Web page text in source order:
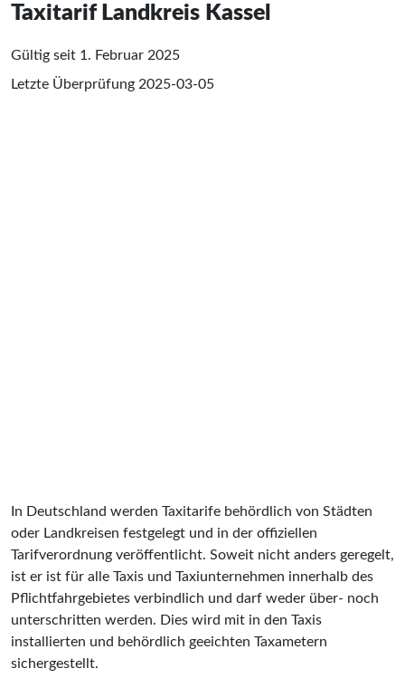
Taxitarif Landkreis Kassel
Gültig seit 1. Februar 2025
Letzte Überprüfung 2025-03-05
In Deutschland werden Taxitarife behördlich von Städten
oder Landkreisen festgelegt und in der offiziellen
Tarifverordnung veröffentlicht. Soweit nicht anders geregelt,
ist er ist für alle Taxis und Taxiunternehmen innerhalb des
Pflichtfahrgebietes verbindlich und darf weder über- noch
unterschritten werden. Dies wird mit in den Taxis
installierten und behördlich geeichten Taxametern
sichergestellt.